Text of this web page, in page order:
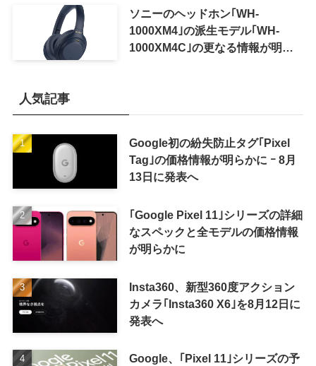
ソニーのヘッドホン｢WH-
1000XM4｣の派生モデル｢WH-
1000XM4C｣の更なる情報が明ら
人気記事
Google初の紛失防止タグ｢Pixel
Tag｣の価格情報が明らかに ｰ 8月
13日に発表へ
｢Google Pixel 11｣シリーズの詳細
なスペックと全モデルの価格情報
が明らかに
Insta360、新型360度アクション
カメラ｢Insta360 X6｣を8月12日に
発表へ
Google、｢Pixel 11｣シリーズの予